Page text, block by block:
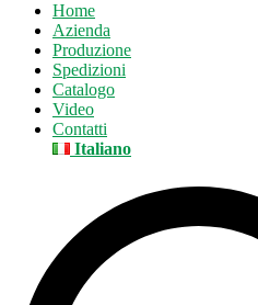
Home
Azienda
Produzione
Spedizioni
Catalogo
Video
Contatti
Italiano